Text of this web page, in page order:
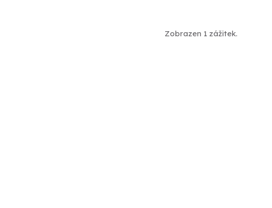
Zobrazen 1 zážitek.